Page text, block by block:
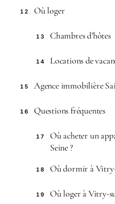
12 Où loger
13 Chambres d’hôtes
14 Locations de
15 Agence immobilière
16 Questions fréquentes
17
Où acheter un
Seine ?
18 Où dormir à
19 Où loger à Vitry-